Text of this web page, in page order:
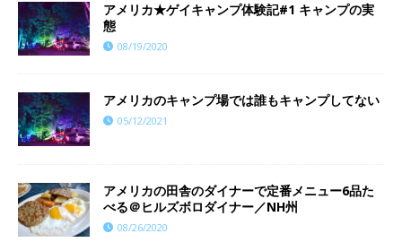
アメリカ★ゲイキャンプ体験記#1 キャンプの実
態
08/19/2020
アメリカのキャンプ場では誰もキャンプしてない
05/12/2021
アメリカの田舎のダイナーで定番メニュー6品た
べる＠ヒルズボロダイナー／NH州
08/26/2020